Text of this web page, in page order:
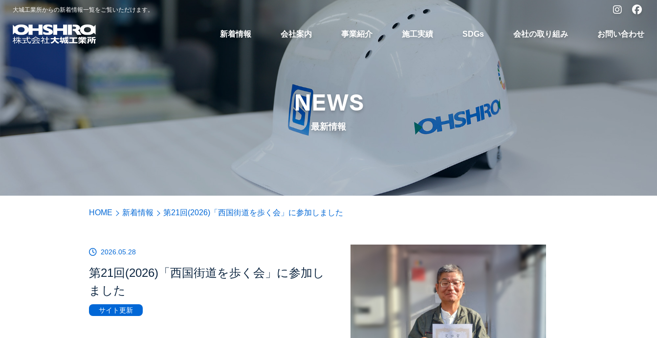
大城工業所からの新着情報一覧をご覧いただけます。
新着情報 会社案内 事業紹介 施工実績 SDGs 会社の取り組み お問い合わせ
NEWS
最新情報
HOME 新着情報 第21回(2026)「西国街道を歩く会」に参加しました
2026.05.28
第21回(2026)「西国街道を歩く会」に参加し
ました
サイト更新